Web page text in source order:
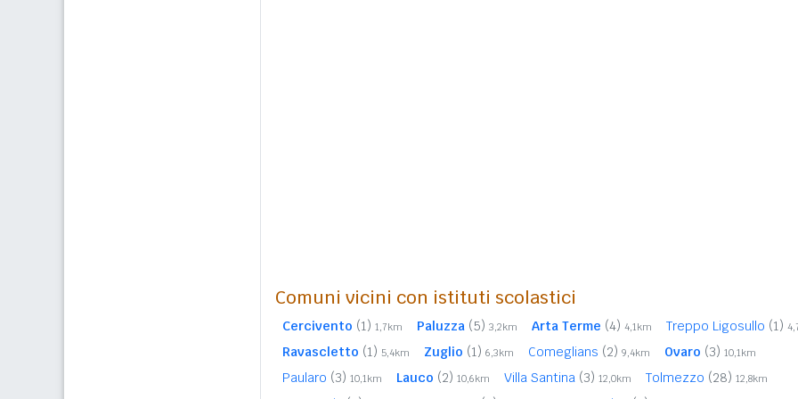
Comuni vicini con istituti scolastici
Cercivento (1) 1,7km Paluzza (5) 3,2km Arta Terme (4) 4,1km Treppo Ligosullo (1)
Ravascletto (1) 5,4km Zuglio (1) 6,3km Comeglians (2) 9,4km Ovaro (3) 10,1km
Paularo (3) 10,1km Lauco (2) 10,6km Villa Santina (3) 12,0km Tolmezzo (28) 12,8km